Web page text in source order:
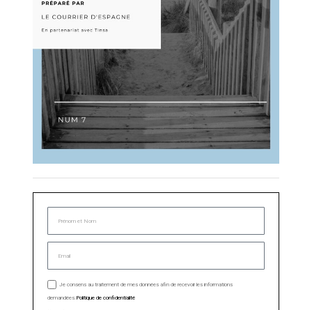
Je consens au traitement de mes données afin de recevoir les informations
demandées.Politique de confidentialité